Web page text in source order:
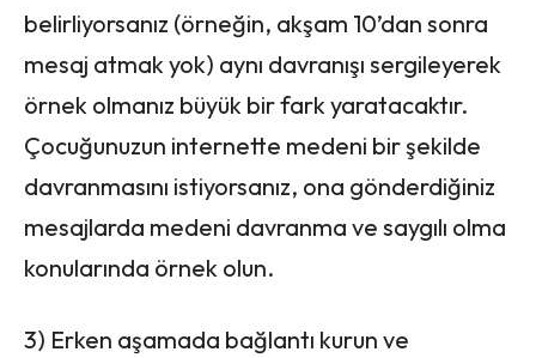
belirliyorsanız (örneğin, akşam 10’dan sonra
mesaj atmak yok) aynı davranışı sergileyerek
örnek olmanız büyük bir fark yaratacaktır.
Çocuğunuzun internette medeni bir şekilde
davranmasını istiyorsanız, ona gönderdiğiniz
mesajlarda medeni davranma ve saygılı olma
konularında örnek olun.
3) Erken aşamada bağlantı kurun ve